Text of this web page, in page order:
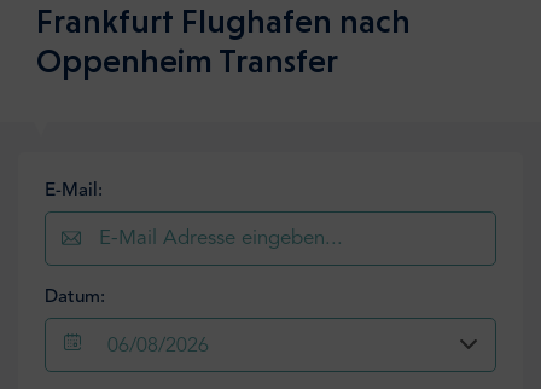
Frankfurt Flughafen nach
Oppenheim Transfer
E-Mail:
Datum:
06/08/2026